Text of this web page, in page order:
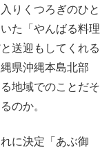
りくつろぎのひと
た「やんばる料理
送迎もしてくれる
県沖縄本島北部
地域でのことだそ
のか。
に決定「あぶ御